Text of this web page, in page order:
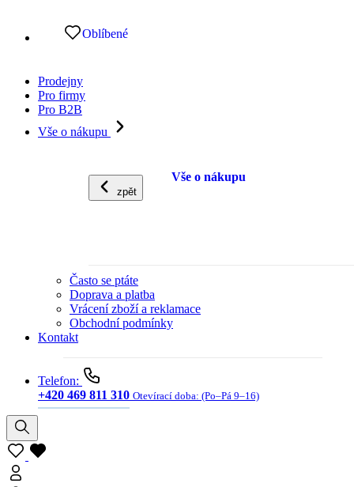
Oblíbené
Prodejny
Pro firmy
Pro B2B
Vše o nákupu
zpět
Vše o nákupu
Často se ptáte
Doprava a platba
Vrácení zboží a reklamace
Obchodní podmínky
Kontakt
Telefon:
+420 469 811 310 Otevírací doba: (Po–Pá 9–16)